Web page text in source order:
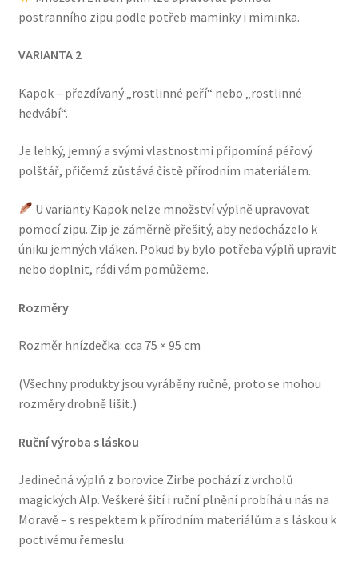
postranního zipu podle potřeb maminky i miminka.
VARIANTA 2
Kapok – přezdívaný „rostlinné peří“ nebo „rostlinné
hedvábí“.
Je lehký, jemný a svými vlastnostmi připomíná péřový
polštář, přičemž zůstává čistě přírodním materiálem.
U varianty Kapok nelze množství výplně upravovat
pomocí zipu. Zip je záměrně přešitý, aby nedocházelo k
úniku jemných vláken. Pokud by bylo potřeba výplň upravit
nebo doplnit, rádi vám pomůžeme.
Rozměry
Rozměr hnízdečka: cca 75 × 95 cm
(Všechny produkty jsou vyráběny ručně, proto se mohou
rozměry drobně lišit.)
Ruční výroba s láskou
Jedinečná výplň z borovice Zirbe pochází z vrcholů
magických Alp. Veškeré šití i ruční plnění probíhá u nás na
Moravě – s respektem k přírodním materiálům a s láskou k
poctivému řemeslu.